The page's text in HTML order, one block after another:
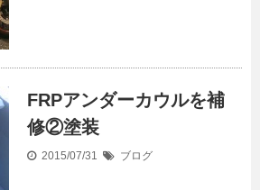
FRPアンダーカウルを補
修②塗装
2015/07/31 ブログ